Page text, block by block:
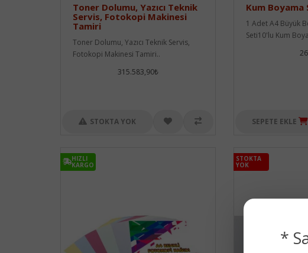
Toner Dolumu, Yazıcı Teknik
Servis, Fotokopi Makinesi
Tamiri
Toner Dolumu, Yazıcı Teknik Servis,
Fotokopi Makinesi Tamiri..
315.583,90₺
STOKTA YOK
Kum Boyama
1 Adet A4 Büyük
Seti10'lu Kum
SEPETE EKLE
HIZLI
KARGO
STOKTA
YOK
*